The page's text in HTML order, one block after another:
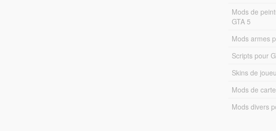
Mods de
GTA 5
Mods armes
Scripts pour
Skins de
Mods de
Mods divers